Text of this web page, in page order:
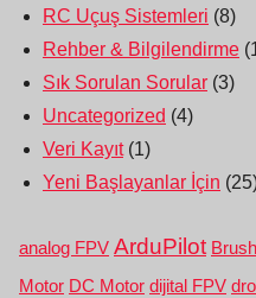
RC Uçuş Sistemleri (8)
Rehber & Bilgilendirme
Sık Sorulan Sorular (3)
Uncategorized (4)
Veri Kayıt(1)
Yeni Başlayanlar İçin
analog FPV ArduPilot
Motor DC Motor dijital FPV